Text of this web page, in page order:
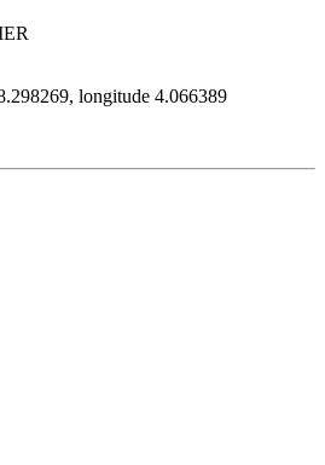
longitude 4.066389